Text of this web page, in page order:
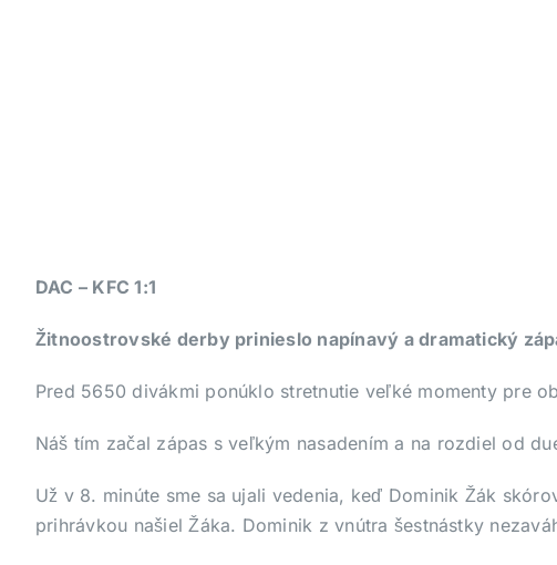
DAC – KFC 1:1
Žitnoostrovské derby prinieslo napínavý a dramatický
Pred 5650 divákmi ponúklo stretnutie veľké momenty pre
Náš tím začal zápas s veľkým nasadením a na rozdiel od
Už v 8. minúte sme sa ujali vedenia, keď Dominik Žák
prihrávkou našiel Žáka. Dominik z vnútra šestnástky